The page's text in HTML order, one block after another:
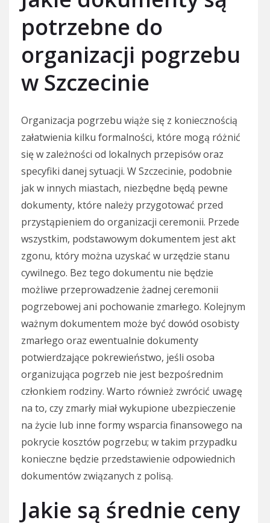
potrzebne do
organizacji pogrzebu
w Szczecinie
Organizacja pogrzebu wiąże się z koniecznością
załatwienia kilku formalności, które mogą różnić
się w zależności od lokalnych przepisów oraz
specyfiki danej sytuacji. W Szczecinie, podobnie
jak w innych miastach, niezbędne będą pewne
dokumenty, które należy przygotować przed
przystąpieniem do organizacji ceremonii. Przede
wszystkim, podstawowym dokumentem jest akt
zgonu, który można uzyskać w urzędzie stanu
cywilnego. Bez tego dokumentu nie będzie
możliwe przeprowadzenie żadnej ceremonii
pogrzebowej ani pochowanie zmarłego. Kolejnym
ważnym dokumentem może być dowód osobisty
zmarłego oraz ewentualnie dokumenty
potwierdzające pokrewieństwo, jeśli osoba
organizująca pogrzeb nie jest bezpośrednim
członkiem rodziny. Warto również zwrócić uwagę
na to, czy zmarły miał wykupione ubezpieczenie
na życie lub inne formy wsparcia finansowego na
pokrycie kosztów pogrzebu; w takim przypadku
konieczne będzie przedstawienie odpowiednich
dokumentów związanych z polisą.
Jakie są średnie ceny